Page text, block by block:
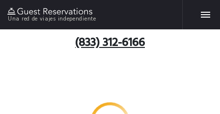
Una red de viajes independiente
(833) 312-6166